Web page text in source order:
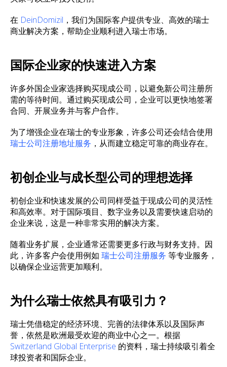
在 DeinDomizil ，我们为国际客户提供专业、高效的瑞士
商业解决方案，帮助企业顺利进入瑞士市场。
国际企业家的快速进入方案
许多外国企业家选择购买现成公司，以避免新公司注册所
需的等待时间。通过购买现成公司，企业可以更快地签署
合同、开展业务并与客户合作。
为了增强企业在瑞士的专业形象，许多公司还会结合使用
瑞士公司注册地址服务 ，从而建立稳定可靠的商业存在。
初创企业与成长型公司的理想选择
初创企业和快速发展的公司同样受益于现成公司的灵活性
和高效率。对于国际项目、数字业务以及需要快速启动的
企业来说，这是一种非常实用的解决方案。
随着业务扩展，企业通常还需要更多行政与财务支持。因
此，许多客户会使用例如 瑞士公司注册服务 等专业服务，
以确保企业运营更加顺利。
为什么瑞士依然具有吸引力？
瑞士凭借稳定的经济环境、完善的法律体系以及国际声
誉，依然是欧洲最受欢迎的商业中心之一。根据
Switzerland Global Enterprise 的资料，瑞士持续吸引着全
球投资者和国际企业。